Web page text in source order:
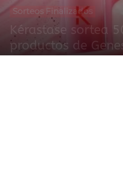
Sorteos Finalizados
Kérastase sortea
productos de